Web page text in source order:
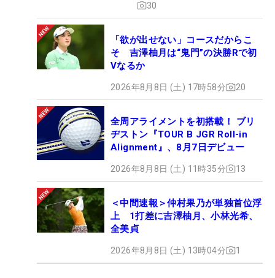
30
「欲が出せない」コースだからこ
そ 吉澤柚月は“鬼門”の決勝Rで初
Vなるか
2026年8月8日 (土) 17時58分 20
全周アライメントを初搭載！ ブリ
ヂストン『TOUR B JGR Roll-in
Alignment』、8月7日デビュー
2026年8月8日 (土) 11時35分 13
＜中間速報＞仲村果乃が単独首位浮
上 1打差に吉澤柚月、小林光希、
全美貞
2026年8月8日 (土) 13時04分 1